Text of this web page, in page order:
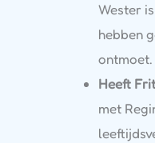
Wester
hebben
ontmoet.
Heeft
met